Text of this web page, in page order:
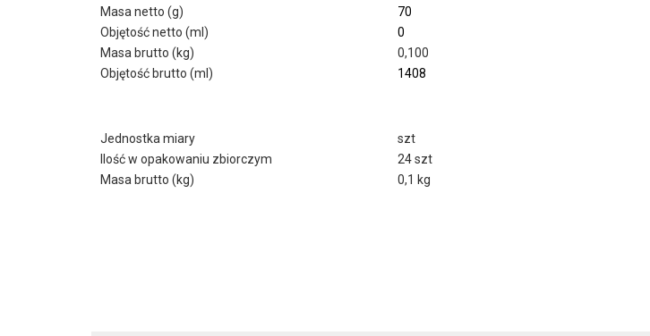
Masa netto (g)
70
Objętość netto (ml)
0
Masa brutto (kg)
0,100
Objętość brutto (ml)
1408
Jednostka miary
szt
Ilość w opakowaniu zbiorczym
24 szt
Masa brutto (kg)
0,1 kg